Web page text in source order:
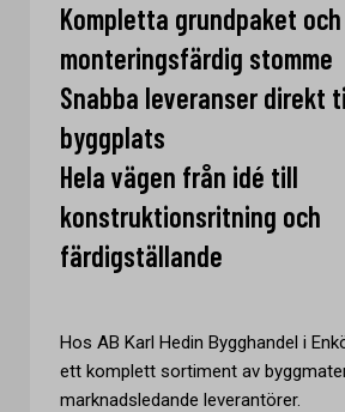
Kompletta grundpaket och
monteringsfärdig stomme
Snabba leveranser direkt
byggplats
Hela vägen från idé till
konstruktionsritning och
färdigställande
Hos AB Karl Hedin Bygghandel i
ett komplett sortiment av
marknadsledande leverantörer.